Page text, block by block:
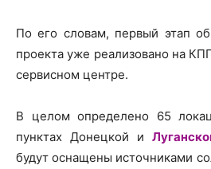
По его словам, первый этап
проекта уже реализовано на
сервисном центре.
В целом определено 65
пунктах Донецкой и
будут оснащены источниками